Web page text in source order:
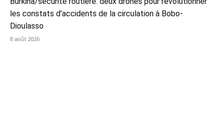
les constats d’accidents de la circulation à Bobo-
Dioulasso
8 août 2026